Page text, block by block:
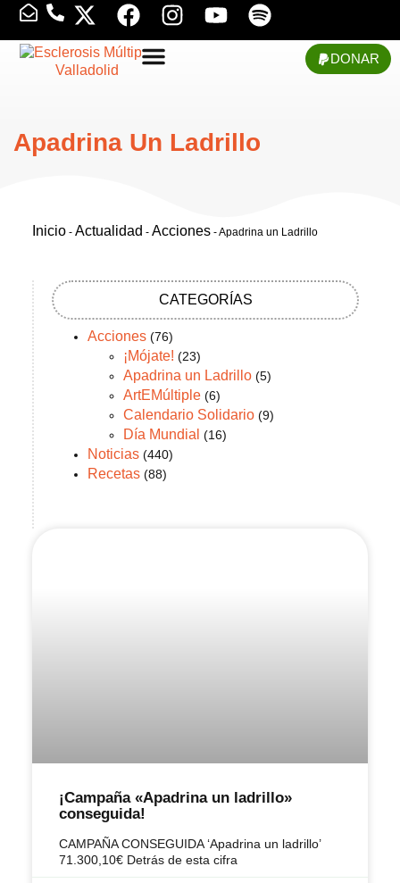
DONAR
Apadrina Un Ladrillo
Inicio- Actualidad - Acciones-Apadrina un Ladrillo
¡Campaña «Apadrina un ladrillo»
conseguida!
CAMPAÑA CONSEGUIDA ‘Apadrina un ladrillo’
71.300,10€ Detrás de esta cifra
CATEGORÍAS
Acciones(76)
¡Mójate! (23)
Apadrina un Ladrillo(5)
ArtEMúltiple(6)
Calendario Solidario(9)
Día Mundial (16)
Noticias(440)
Recetas(88)